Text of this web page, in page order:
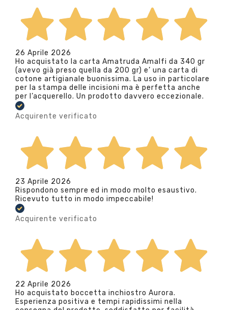
26 Aprile 2026
Ho acquistato la carta Amatruda Amalfi da 340 gr
(avevo già preso quella da 200 gr) e’ una carta di
cotone artigianale buonissima. La uso in particolare
per la stampa delle incisioni ma è perfetta anche
per l’acquerello. Un prodotto davvero eccezionale.
Acquirente verificato
23 Aprile 2026
Rispondono sempre ed in modo molto esaustivo.
Ricevuto tutto in modo impeccabile!
Acquirente verificato
22 Aprile 2026
Ho acquistato boccetta inchiostro Aurora.
Esperienza positiva e tempi rapidissimi nella